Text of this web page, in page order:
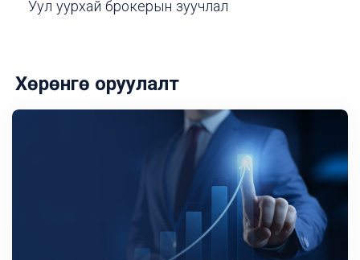
Уул уурхай брокерын зуучлал
Хөрөнгө оруулалт